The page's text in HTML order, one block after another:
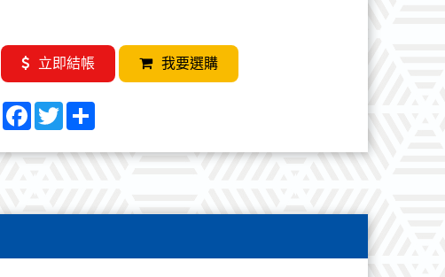
危害。
良好的附著效果使表面形成的薄層具有出色的防銲渣附
著功效
本產品有優越的水解能力，銲接完可直接進行鍍鋅處理
或表面烤漆。
歡迎來電洽詢 04-82909208
立即結帳 我要選購
FacebookTwitter